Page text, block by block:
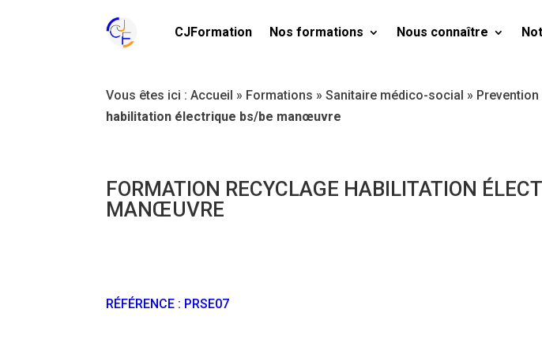
CJFormation Nos formations Nous connaître
Vous êtes ici :Accueil » Formations »Sanitaire médico-social »
habilitation électrique bs/be manœuvre
FORMATION RECYCLAGE HABILITATION
MANŒUVRE
RÉFÉRENCE : PRSE07